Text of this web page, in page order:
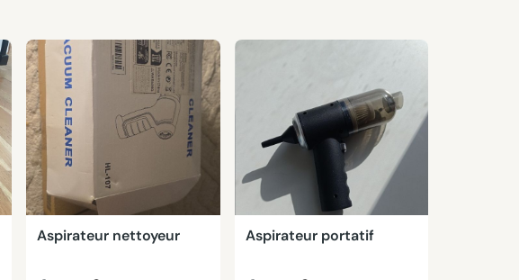
Aspirateur nettoyeur Aspirateur portatif